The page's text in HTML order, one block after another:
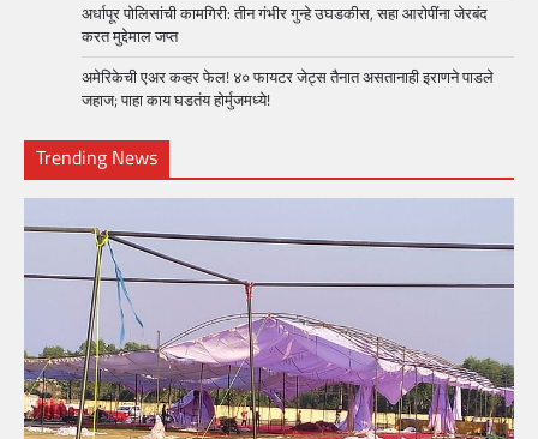
अर्धापूर पोलिसांची कामगिरी: तीन गंभीर गुन्हे उघडकीस, सहा आरोपींना जेरबंद
करत मुद्देमाल जप्त
अमेरिकेची एअर कव्हर फेल! ४० फायटर जेट्स तैनात असतानाही इराणने पाडले
जहाज; पाहा काय घडतंय होर्मुजमध्ये!
Trending News